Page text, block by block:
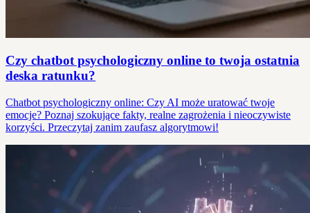
Czy chatbot psychologiczny online to twoja ostatnia
deska ratunku?
Chatbot psychologiczny online: Czy AI może uratować twoje
emocje? Poznaj szokujące fakty, realne zagrożenia i nieoczywiste
korzyści. Przeczytaj zanim zaufasz algorytmowi!